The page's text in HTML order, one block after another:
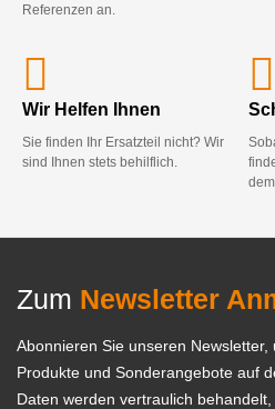
Referenzen an.
Wir Helfen Ihnen
Sie finden Ihr Ersatzteil nicht? Wir
sind Ihnen stets behilflich.
Zum Newsletter
Abonnieren Sie unseren
Produkte und Sonderangebote auf
Daten werden vertraulich